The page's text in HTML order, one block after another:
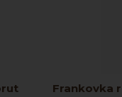
Frankovka